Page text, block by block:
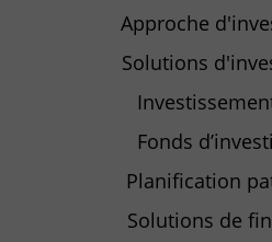
Approche
Solutions
Fonds
Planification
Solutions de